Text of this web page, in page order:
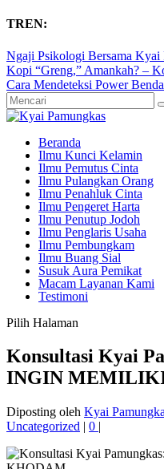
TREN:
Ngaji Psikologi Bersama
Kopi “Greng,” Amankah? –
Cara Mendeteksi Power
Beranda
Ilmu Kunci Kelamin
Ilmu Pemutus Cinta
Ilmu Pulangkan Orang
Ilmu Penahluk Cinta
Ilmu Pengeret Harta
Ilmu Penutup Jodoh
Ilmu Penglaris Usaha
Ilmu Pembungkam
Ilmu Buang Sial
Susuk Aura Pemikat
Macam Layanan Kami
Testimoni
Pilih Halaman
Konsultasi Kyai
INGIN
Diposting oleh Kyai
Uncategorized | 0 |